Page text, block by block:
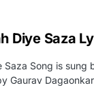
Diye Saza
Saza Song is sung
Gaurav